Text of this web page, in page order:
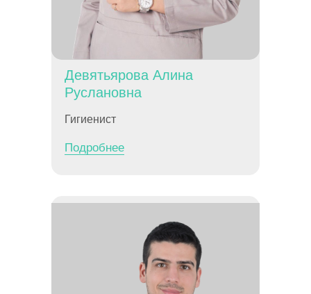
Девятьярова Алина
Руслановна
Гигиенист
Подробнее